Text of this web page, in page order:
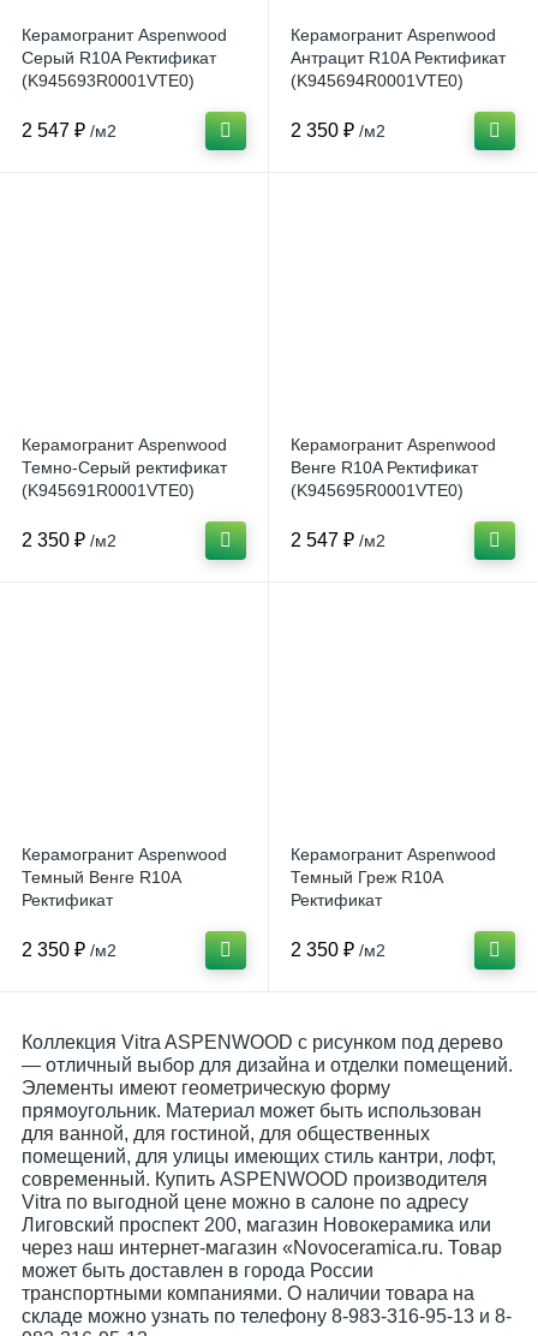
Керамогранит Aspenwood
Серый R10A Ректификат
(K945693R0001VTE0)
2 547 ₽ /м2
Керамогранит Aspenwood
Антрацит R10A Ректификат
(K945694R0001VTE0)
2 350 ₽ /м2
Керамогранит Aspenwood
Темно-Серый ректификат
(K945691R0001VTE0)
2 350 ₽ /м2
Керамогранит Aspenwood
Венге R10A Ректификат
(K945695R0001VTE0)
2 547 ₽ /м2
Керамогранит Aspenwood
Темный Венге R10A
Ректификат
20x120 от Vitra (Турция)
2 350 ₽ /м2
Керамогранит Aspenwood
Темный Греж R10A
Ректификат
20x120 от Vitra (Турция)
2 350 ₽ /м2
Коллекция Vitra ASPENWOOD с рисунком под дерево
— отличный выбор для дизайна и отделки помещений.
Элементы имеют геометрическую форму
прямоугольник. Материал может быть использован
для ванной, для гостиной, для общественных
помещений, для улицы имеющих стиль кантри, лофт,
современный. Купить ASPENWOOD производителя
Vitra по выгодной цене можно в салоне по адресу
Лиговский проспект 200, магазин Новокерамика или
через наш интернет-магазин «Novoceramica.ru. Товар
может быть доставлен в города России
транспортными компаниями. О наличии товара на
складе можно узнать по телефону 8-983-316-95-13 и 8-